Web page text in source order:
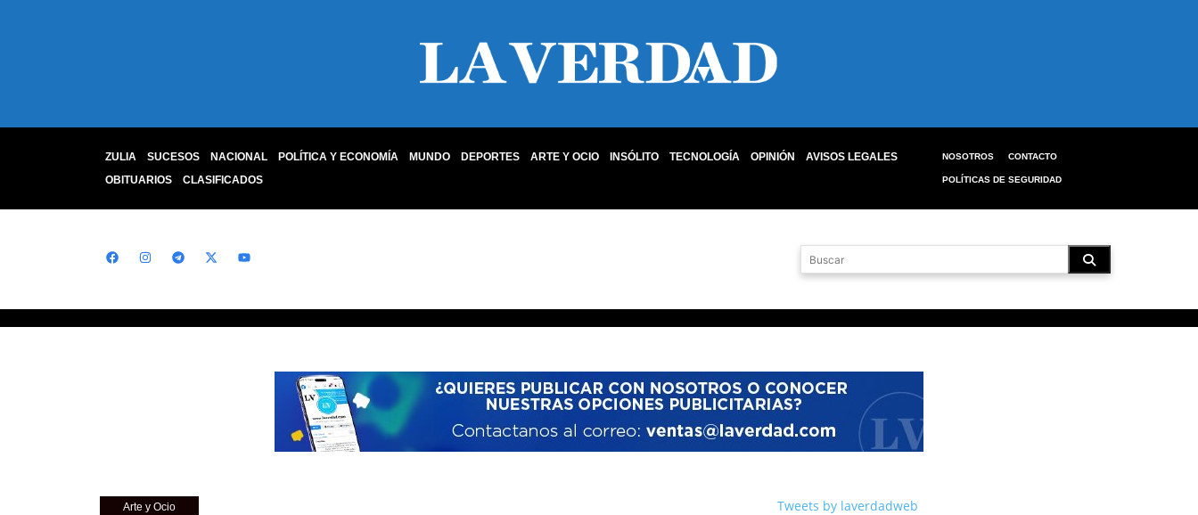
ZULIA SUCESOS NACIONAL POLÍTICA Y ECONOMÍA MUNDO DEPORTES ARTE Y OCIO INSÓLITO TECNOLOGÍA OPINIÓN
AVISOS LEGALES
OBITUARIOS
CLASIFICADOS
NOSOTROS CONTACTO
POLÍTICAS DE SEGURIDAD
Arte y Ocio Tweets by laverdadweb